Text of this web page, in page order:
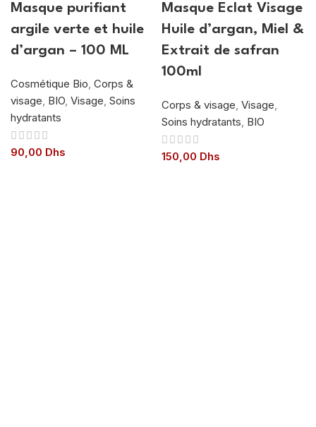
Masque purifiant
argile verte et huile
d’argan – 100 ML
Cosmétique Bio, Corps &
visage, BIO, Visage, Soins
hydratants
90,00 Dhs
Masque Eclat Visage
Huile d’argan, Miel &
Extrait de safran
100ml
Corps & visage, Visage,
Soins hydratants, BIO
150,00 Dhs